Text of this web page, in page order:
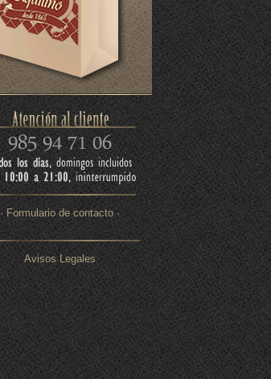
· Formulario de contacto ·
Avisos Legales